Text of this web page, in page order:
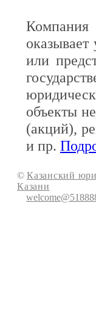
Компания
или
объекты
(акций),
и пр.
© Казанский
Казани